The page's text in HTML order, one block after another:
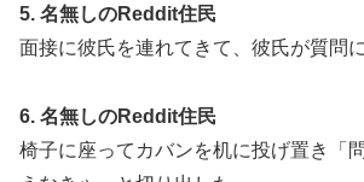
5. 名無しのReddit住民
面接に彼氏を連れてきて、彼氏が質問
6. 名無しのReddit住民
椅子に座ってカバンを机に投げ置き「